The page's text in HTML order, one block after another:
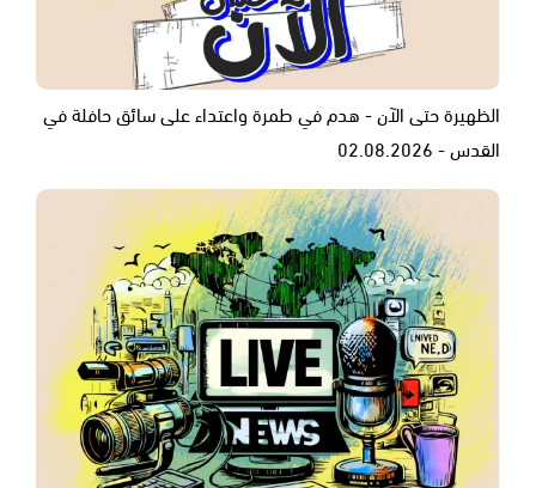
الظهيرة حتى الآن - هدم في طمرة واعتداء على سائق حافلة في
القدس - 02.08.2026